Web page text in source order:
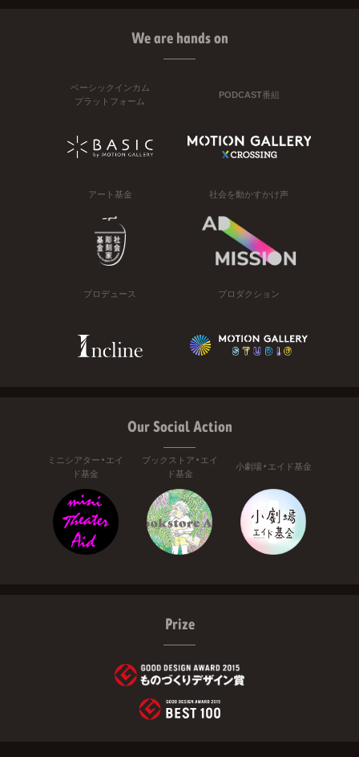
We are hands on
ベーシックインカム
プラットフォーム
PODCAST番組
アート基金 社会を動かすかけ声
プロデュース プロダクション
Our Social Action
ミニシアター・エイ
ド基金
ブックストア・エイ
ド基金
小劇場・エイド基金
Prize